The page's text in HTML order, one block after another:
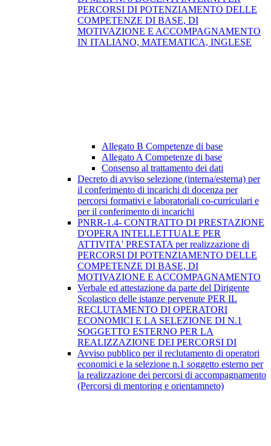
PERCORSI DI POTENZIAMENTO DELLE
COMPETENZE DI BASE, DI
MOTIVAZIONE E ACCOMPAGNAMENTO
IN ITALIANO, MATEMATICA, INGLESE
Allegato B Competenze di base
Allegato A Competenze di base
Consenso al trattamento dei dati
Decreto di avviso selezione (interna/esterna) per
il conferimento di incarichi di docenza per
percorsi formativi e laboratoriali co-curriculari e
per il conferimento di incarichi
PNRR-1.4- CONTRATTO DI PRESTAZIONE
D'OPERA INTELLETTUALE PER
ATTIVITA' PRESTATA per realizzazione di
PERCORSI DI POTENZIAMENTO DELLE
COMPETENZE DI BASE, DI
MOTIVAZIONE E ACCOMPAGNAMENTO
Verbale ed attestazione da parte del Dirigente
Scolastico delle istanze pervenute PER IL
RECLUTAMENTO DI OPERATORI
ECONOMICI E LA SELEZIONE DI N.1
SOGGETTO ESTERNO PER LA
REALIZZAZIONE DEI PERCORSI DI
Avviso pubblico per il reclutamento di operatori
economici e la selezione n.1 soggetto esterno per
la realizzazione dei percorsi di accompagnamento
(Percorsi di mentoring e orientamneto)